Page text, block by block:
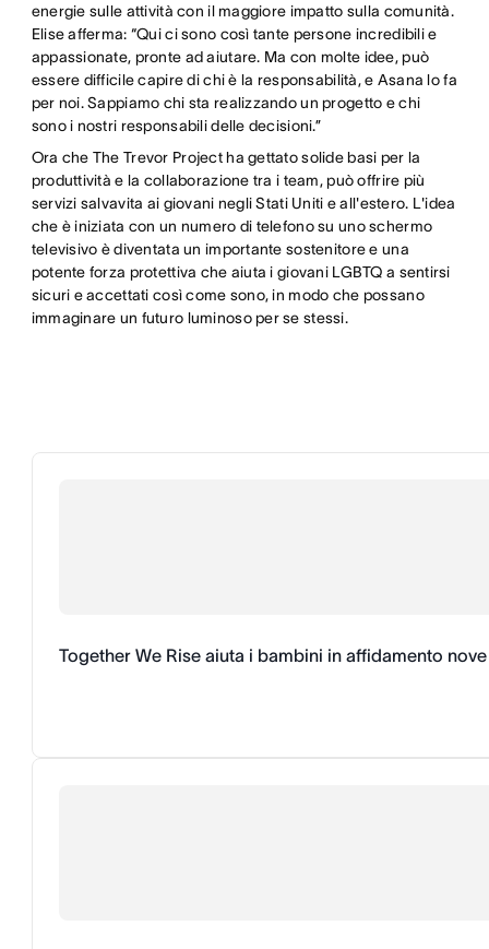
energie sulle attività con il maggiore impatto sulla comunità.
Elise afferma: “Qui ci sono così tante persone incredibili e
appassionate, pronte ad aiutare. Ma con molte idee, può
essere difficile capire di chi è la responsabilità, e Asana lo fa
per noi. Sappiamo chi sta realizzando un progetto e chi
sono i nostri responsabili delle decisioni.”
Ora che The Trevor Project ha gettato solide basi per la
produttività e la collaborazione tra i team, può offrire più
servizi salvavita ai giovani negli Stati Uniti e all'estero. L'idea
che è iniziata con un numero di telefono su uno schermo
televisivo è diventata un importante sostenitore e una
potente forza protettiva che aiuta i giovani LGBTQ a sentirsi
sicuri e accettati così come sono, in modo che possano
immaginare un futuro luminoso per se stessi.
Together We Rise aiuta i bambini in affidamento